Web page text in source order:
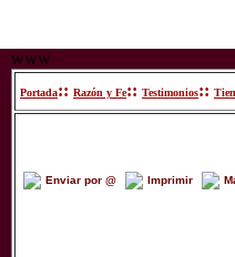
www
Portada:: Razón y Fe:: Testimonios::
Enviar por @ Imprimir